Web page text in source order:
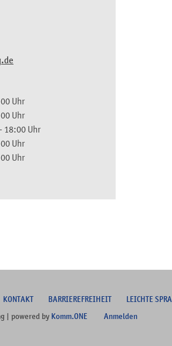
Uhr
Uhr
18:00 Uhr
Uhr
Uhr
KONTAKT BARRIEREFREIHEIT LEICHTE
| powered by Komm.ONE Anmelden